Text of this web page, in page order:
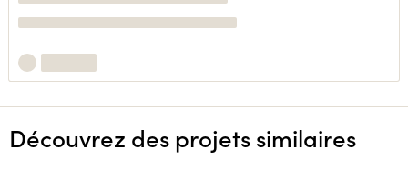
Découvrez des projets similaires